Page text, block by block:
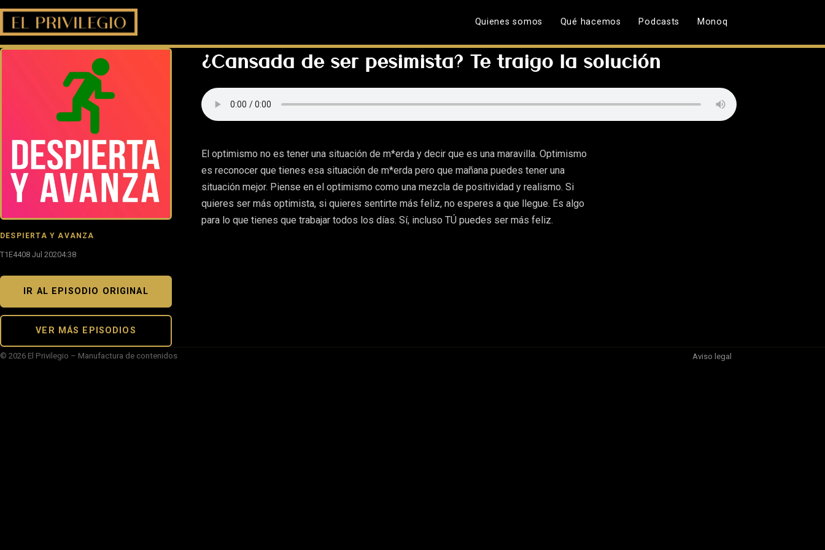
Quienes somos Qué hacemos Podcasts Monoq
DESPIERTA Y AVANZA
T1E4408 Jul 20204:38
IR AL EPISODIO ORIGINAL
VER MÁS EPISODIOS
¿Cansada de ser pesimista? Te traigo la solución
El optimismo no es tener una situación de m*erda y decir que es una maravilla. Optimismo
es reconocer que tienes esa situación de m*erda pero que mañana puedes tener una
situación mejor. Piense en el optimismo como una mezcla de positividad y realismo. Si
quieres ser más optimista, si quieres sentirte más feliz, no esperes a que llegue. Es algo
para lo que tienes que trabajar todos los días. Sí, incluso TÚ puedes ser más feliz.
© 2026 El Privilegio – Manufactura de contenidos Aviso legal